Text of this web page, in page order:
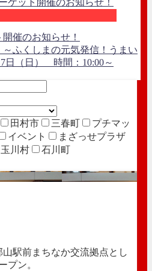
催のお知らせ！
ふくしまの元気発信！うまい
日（日） 時間：10:00～
田村市 三春町
プチマッ
イベント
まざっせプラザ
玉川村 石川町
山駅前まちなか交流拠点とし
プン。